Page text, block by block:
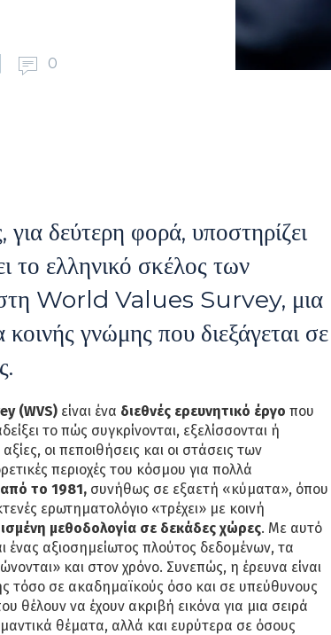
0
δεύτερη φορά, υποστηρίζει
το ελληνικό σκέλος των
World Values Survey, μια
κοινής γνώμης που διεξάγεται σε
(WVS) είναι ένα διεθνές ερευνητικό έργο που
το πώς συγκρίνονται, εξελίσσονται ή
οι πεποιθήσεις και οι στάσεις των
περιοχές του κόσμου για πολλά
από το 1981, συνήθως σε εξαετή «κύματα», όπου
ερωτηματολόγιο «τρέχει» με κοινή
μεθοδολογία σε δεκάδες χώρες. Με αυτό
ένας αξιοσημείωτος πλούτος δεδομένων, τα
και στον χρόνο. Συνεπώς, η έρευνα είναι
τόσο σε ακαδημαϊκούς όσο και σε υπεύθυνους
θέλουν να έχουν ακριβή εικόνα για μια σειρά
θέματα, αλλά και ευρύτερα σε όσους